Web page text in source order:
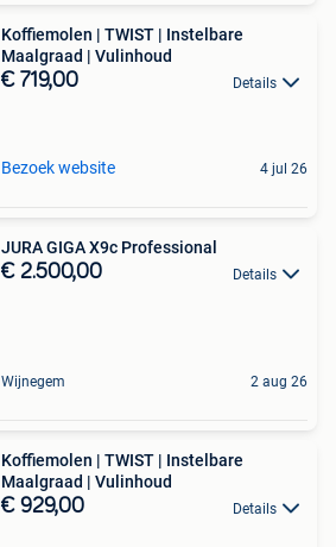
Koffiemolen | TWIST | Instelbare
Maalgraad | Vulinhoud
€ 719,00 Details
Bezoek website 4 jul 26
JURA GIGA X9c Professional
€ 2.500,00 Details
Wijnegem 2 aug 26
Koffiemolen | TWIST | Instelbare
Maalgraad | Vulinhoud
€ 929,00 Details